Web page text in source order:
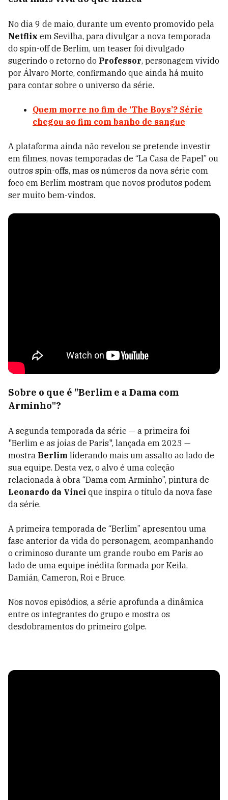
No dia 9 de maio, durante um evento promovido pela
Netflix em Sevilha, para divulgar a nova temporada
do spin-off de Berlim, um teaser foi divulgado
sugerindo o retorno do Professor, personagem vivido
por Álvaro Morte, confirmando que ainda há muito
para contar sobre o universo da série.
Quem morre no fim de ‘The Boys’? Série
chegou ao fim com banho de sangue
A plataforma ainda não revelou se pretende investir
em filmes, novas temporadas de “La Casa de Papel” ou
outros spin-offs, mas os números da nova série com
foco em Berlim mostram que novos produtos podem
ser muito bem-vindos.
Sobre o que é "Berlim e a Dama com
Arminho"?
A segunda temporada da série — a primeira foi
"Berlim e as joias de Paris", lançada em 2023 —
mostra Berlim liderando mais um assalto ao lado de
sua equipe. Desta vez, o alvo é uma coleção
relacionada à obra “Dama com Arminho”, pintura de
Leonardo da Vinci que inspira o título da nova fase
da série.
A primeira temporada de “Berlim” apresentou uma
fase anterior da vida do personagem, acompanhando
o criminoso durante um grande roubo em Paris ao
lado de uma equipe inédita formada por Keila,
Damián, Cameron, Roi e Bruce.
Nos novos episódios, a série aprofunda a dinâmica
entre os integrantes do grupo e mostra os
desdobramentos do primeiro golpe.